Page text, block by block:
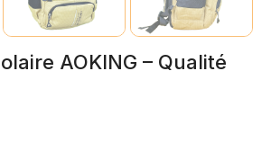
AOKING – Qualité